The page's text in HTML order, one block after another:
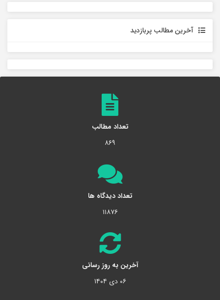
آخرین مطالب پربازدید
تعداد مطالب
۸۶۹
تعداد دیدگاه ها
۱۱۸۷۶
آخرین به روز رسانی
۰۶ دی ۱۴۰۴